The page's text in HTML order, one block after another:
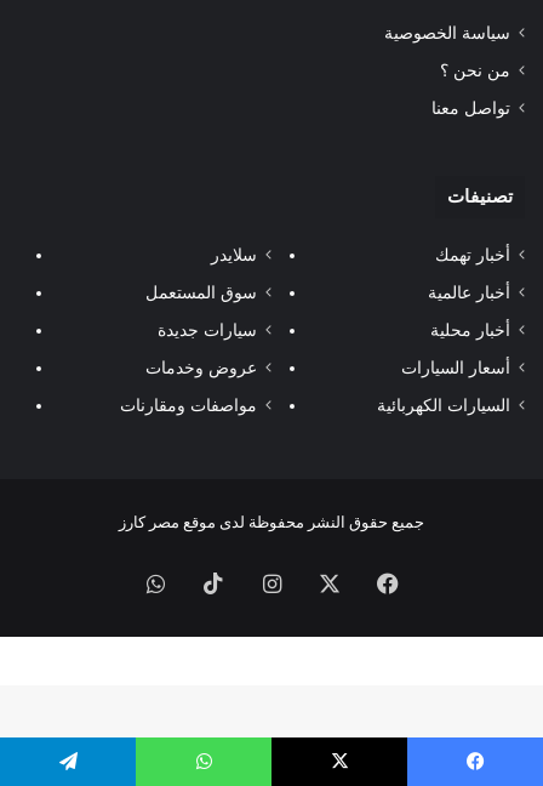
سياسة الخصوصية
من نحن ؟
تواصل معنا
تصنيفات
أخبار تهمك
أخبار عالمية
أخبار محلية
أسعار السيارات
السيارات الكهربائية
سلايدر
سوق المستعمل
سيارات جديدة
عروض وخدمات
مواصفات ومقارنات
جميع حقوق النشر محفوظة لدى موقع مصر كارز
فيسبوك انستقرام‫TikTokواتساب